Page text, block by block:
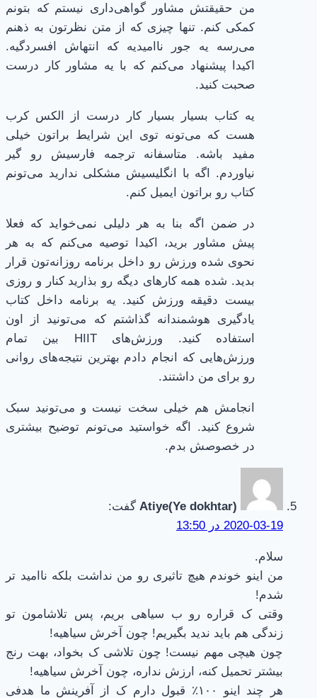
من حقیقتش مشاور گواهی‌داری نیستم که بتونم
کمکی کنم. تنها چیزی که از متن نظرتون به ذهنم
می‌رسه یه جور ناامیدیه که انتهاش افسردگیه.
اکیدا پیشنهاد می‌کنم که با یه مشاور کار درست
صحبت کنید.
یه کتاب بسیار بسیار کار درست از الکس کرب
هست که می‌تونه توی این شرایط براتون خیلی
مفید باشه. متاسفانه ترجمه فارسیش رو گیر
نیاوردم. اگه با انگلیسیش مشکلی ندارید می‌تونم
کتاب رو براتون ایمیل کنم.
در ضمن اگه بنا به هر دلیلی نمی‌خواید که فعلا
پیش مشاور برید، اکیدا توصیه می‌کنم که به هر
نحوی شده ورزش رو داخل برنامه روزانه‌تون قرار
بدید. شده همه کارهای دیگه رو بذارید کنار و روزی
بیست دقیقه ورزش کنید. یه برنامه داخل کتاب
یادگیری هوشمندانه گذاشتم که می‌تونید از اون
استفاده کنید. ورزش‌های HIIT بین تمام
ورزش‌هایی که انجام دادم بهترین نتیجه‌های روانی
رو برای من داشتند.
انجامش هم خیلی سخت نیست و می‌تونید سبک
شروع کنید. اگه خواستید می‌تونم توضیح بیشتری
در خصوصش بدم.
(Atiye(Ye dokhtar
گفت:
2020-03-19 در 13:50
سلام.
من اینو خوندم هیچ تاثیری رو من نداشت بلکه ناامید تر
شدم!
وقتی ک قراره رو ب سیاهی بریم، پس تلاشامون تو
زندگی هم باید ندید بگیریم! چون آخرش سیاهیه!
چون هیچی مهم نیست! چون تلاشی ک بخواد، بهت رنج
بیشتر تحمیل کنه، ارزش نداره، چون آخرش سیاهیه!
هر چند اینو ۱۰۰٪ قبول دارم ک از آفرینش ما هدفی